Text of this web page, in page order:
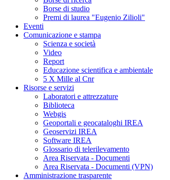
Borse di studio
Premi di laurea "Eugenio Zilioli"
Eventi
Comunicazione e stampa
Scienza e società
Video
Report
Educazione scientifica e ambientale
5 X Mille al Cnr
Risorse e servizi
Laboratori e attrezzature
Biblioteca
Webgis
Geoportali e geocataloghi IREA
Geoservizi IREA
Software IREA
Glossario di telerilevamento
Area Riservata - Documenti
Area Riservata - Documenti (VPN)
Amministrazione trasparente